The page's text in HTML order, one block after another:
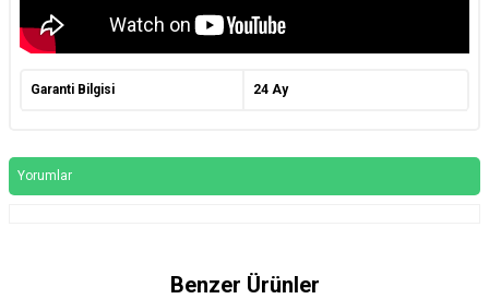
Garanti Bilgisi 24 Ay
Yorumlar
Benzer Ürünler